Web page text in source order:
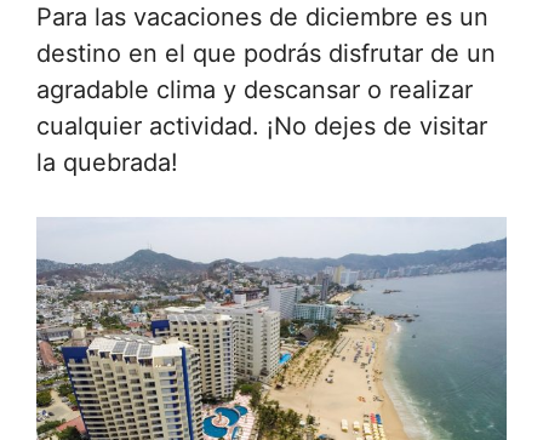
Para las vacaciones de diciembre es un
destino en el que podrás disfrutar de un
agradable clima y descansar o realizar
cualquier actividad. ¡No dejes de visitar
la quebrada!